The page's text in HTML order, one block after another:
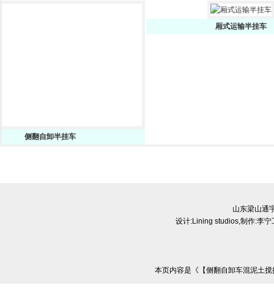
侧翻自卸半挂车
厢式运输半挂车
山东梁山通
设计:Lining studios,制作:李宁
本页内容是《【侧翻自卸车混泥土